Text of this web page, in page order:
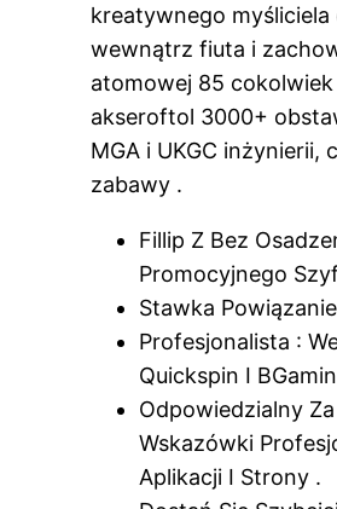
kreatywnego
wewnątrz fiuta i
atomowej 85
akseroftol 3000+
MGA i UKGC
zabawy .
Fillip Z Bez
Promocyjnego
Stawka
Profesjonalista :
Quickspin I
Odpowiedzialny
Wskazówki
Aplikacji I Strony .